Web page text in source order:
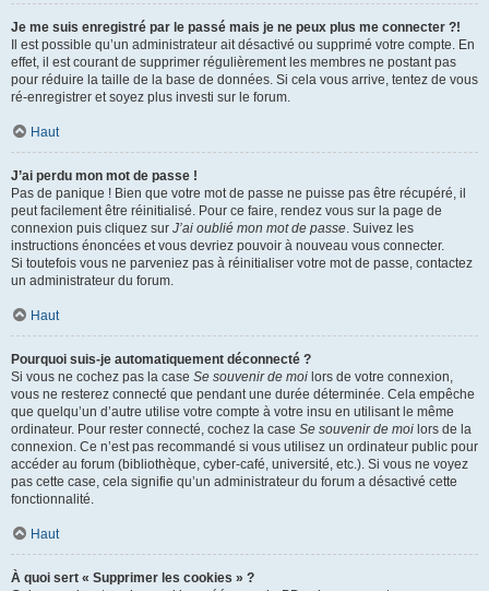
Je me suis enregistré par le passé mais je ne peux plus me connecter ?!
Il est possible qu’un administrateur ait désactivé ou supprimé votre compte. En
effet, il est courant de supprimer régulièrement les membres ne postant pas
pour réduire la taille de la base de données. Si cela vous arrive, tentez de vous
ré-enregistrer et soyez plus investi sur le forum.
Haut
J’ai perdu mon mot de passe !
Pas de panique ! Bien que votre mot de passe ne puisse pas être récupéré, il
peut facilement être réinitialisé. Pour ce faire, rendez vous sur la page de
connexion puis cliquez sur J’ai oublié mon mot de passe. Suivez les
instructions énoncées et vous devriez pouvoir à nouveau vous connecter.
Si toutefois vous ne parveniez pas à réinitialiser votre mot de passe, contactez
un administrateur du forum.
Haut
Pourquoi suis-je automatiquement déconnecté ?
Si vous ne cochez pas la case Se souvenir de moi lors de votre connexion,
vous ne resterez connecté que pendant une durée déterminée. Cela empêche
que quelqu’un d’autre utilise votre compte à votre insu en utilisant le même
ordinateur. Pour rester connecté, cochez la case Se souvenir de moi lors de la
connexion. Ce n’est pas recommandé si vous utilisez un ordinateur public pour
accéder au forum (bibliothèque, cyber-café, université, etc.). Si vous ne voyez
pas cette case, cela signifie qu’un administrateur du forum a désactivé cette
fonctionnalité.
Haut
À quoi sert « Supprimer les cookies » ?